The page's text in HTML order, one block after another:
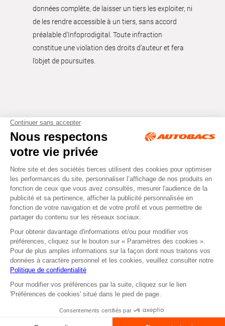
ou
Non disponible en retrait
données complète, de laisser un tiers les exploiter, ni
de les rendre accessible à un tiers, sans accord
préalable d'Infoprodigital. Toute infraction
constitue une violation des droits d’auteur et fera
l’objet de poursuites.
Tous droits réservés © Autobacs
Mentions légales RGPD
Cookies CGV
Facebook Instagram